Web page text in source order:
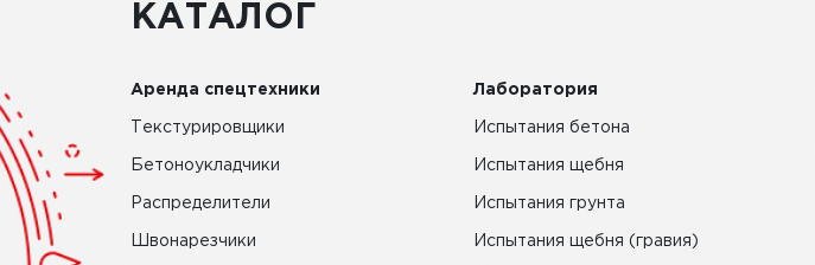
КАТАЛОГ
Аренда спецтехники
Текстурировщики
Бетоноукладчики
Распределители
Швонарезчики
Лаборатория
Испытания бетона
Испытания щебня
Испытания грунта
Испытания щебня (гравия)